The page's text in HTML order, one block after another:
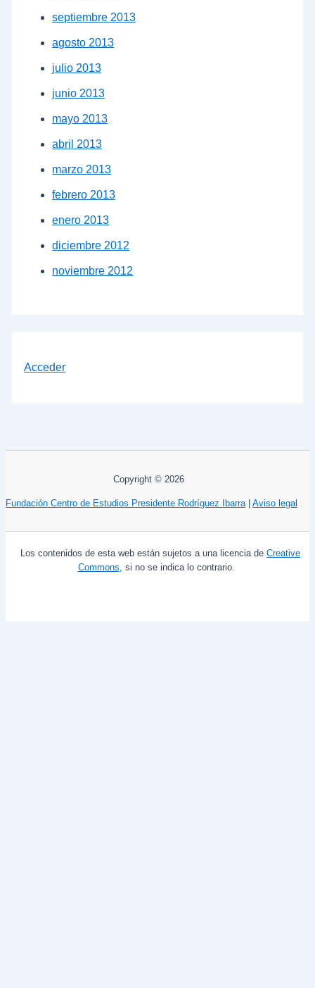
septiembre 2013
agosto 2013
julio 2013
junio 2013
mayo 2013
abril 2013
marzo 2013
febrero 2013
enero 2013
diciembre 2012
noviembre 2012
Acceder
Copyright © 2026
Fundación Centro de Estudios Presidente Rodríguez Ibarra| Aviso legal
Los contenidos de esta web están sujetos a una licencia de Creative
Commons, si no se indica lo contrario.